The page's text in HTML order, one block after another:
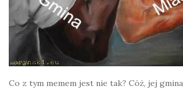
Co z tym memem jest nie tak? Cóż, jej gmina